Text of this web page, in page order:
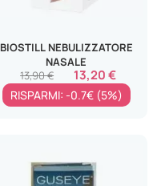
BIOSTILL NEBULIZZATORE
NASALE
13,20 €
13,90 €
RISPARMI: -0.7€ (5%)